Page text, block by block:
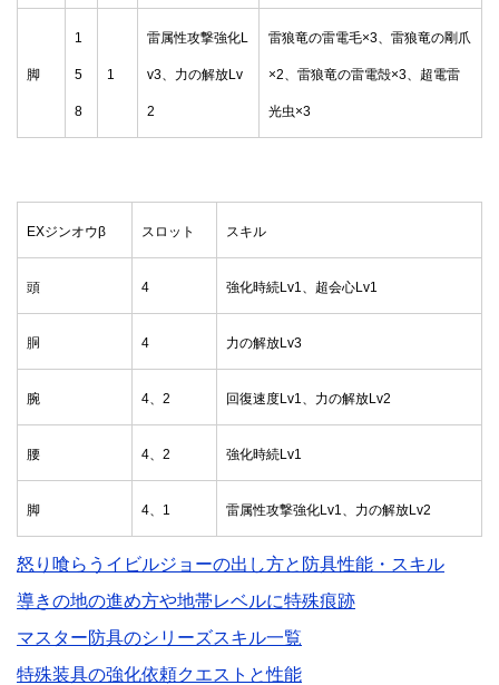
脚
1
5
8
1
雷属性攻撃強化L
v3、力の解放Lv
2
雷狼竜の雷電毛×3、雷狼竜の剛爪
×2、雷狼竜の雷電殻×3、超電雷
光虫×3
EXジンオウβ スロット スキル
頭 4 強化時続Lv1、超会心Lv1
胴 4 力の解放Lv3
腕 4、2 回復速度Lv1、力の解放Lv2
腰 4、2 強化時続Lv1
脚 4、1 雷属性攻撃強化Lv1、力の解放Lv2
怒り喰らうイビルジョーの出し方と防具性能・スキル
導きの地の進め方や地帯レベルに特殊痕跡
マスター防具のシリーズスキル一覧
特殊装具の強化依頼クエストと性能